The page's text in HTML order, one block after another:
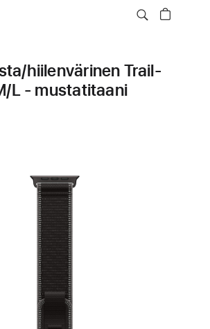
hiilenvärinen Trail-
L - mustatitaani